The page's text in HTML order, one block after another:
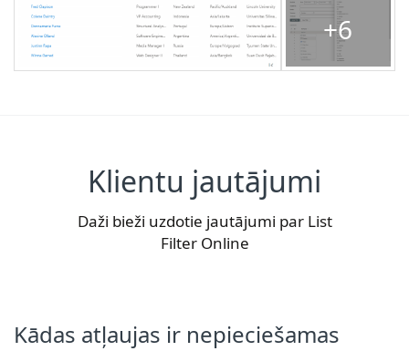
+6
Klientu jautājumi
Daži bieži uzdotie jautājumi par List
Filter Online
Kādas atļaujas ir nepieciešamas